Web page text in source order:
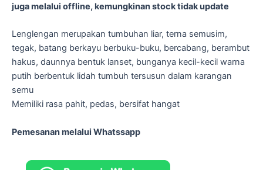
juga melalui offline, kemungkinan stock tidak update
Lenglengan merupakan tumbuhan liar, terna semusim,
tegak, batang berkayu berbuku-buku, bercabang, berambut
hakus, daunnya bentuk lanset, bunganya kecil-kecil warna
putih berbentuk lidah tumbuh tersusun dalam karangan
semu
Memiliki rasa pahit, pedas, bersifat hangat
Pemesanan melalui Whatssapp